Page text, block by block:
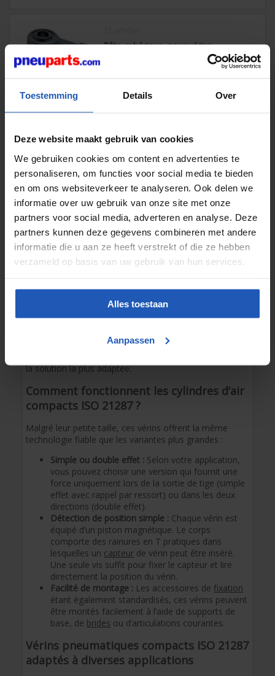
Toestemming Details Over
Deze website maakt gebruik van cookies
We gebruiken cookies om content en advertenties te
personaliseren, om functies voor social media te bieden
en om ons websiteverkeer te analyseren. Ook delen we
informatie over uw gebruik van onze site met onze
partners voor social media, adverteren en analyse. Deze
partners kunnen deze gegevens combineren met andere
informatie die u aan ze heeft verstrekt of die ze hebben
verzameld op basis van uw gebruik van hun services.
Alles toestaan
Aanpassen
Tête sphérique, pour vérins
mais vous souhaitez tout de même utiliser un vérin
normalisé ?
Nos vérins compacts ISO 21287 sont spécialement
conçus pour les situations où l’espace d’installation est
limité. Comme les autres
dimensions standardisées, ce qui les rend ainsi que
leurs accessoires de fixation interchangeables avec des
marques telles que Festo, SMC ou Aventics.
Cylindres d’air compacts, peu
encombrants et efficaces
sa conception compacte. Cela permet de réaliser un
mouvement puissant sur une surface réduite.
Disposez-vous d’un espace extrêmement
restreint dans lequel même un vérin ISO ne peut pas
spécifique peut parfois constituer une meilleure
la solution la plus adaptée.
Comment fonctionnent les cylindres d’air
compacts ISO 21287 ?
Malgré leur petite taille, ces vérins offrent la même
technologie fiable que les variantes plus grandes :
Simple ou double effet : Selon votre application,
vous pouvez choisir une version qui fournit une
force uniquement lors de la sortie de tige (simple
effet avec rappel par ressort) ou dans les deux
directions (double effet).
Détection de position simple : Chaque vérin est
équipé d’un piston magnétique. Le corps
comporte des rainures en T pratiques dans
lesquelles un capteur de vérin peut être inséré.
Une seule vis suffit pour fixer le capteur et lire
directement la position du vérin.
Facilité de montage : Les accessoires de fixation
étant également standardisés, ces vérins peuvent
être montés facilement à l’aide de supports de
base, de brides ou d’articulations courantes.
Vérins pneumatiques compacts ISO 21287
adaptés à diverses applications